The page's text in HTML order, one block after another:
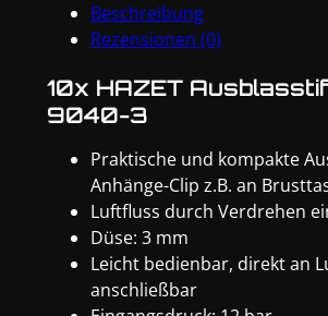
Beschreibung
Rezensionen (0)
10x HAZET
9040-3
Praktische und kompakte
Anhänge-Clip z.B. an
Luftfluss durch Verdrehen
Düse: 3 mm
Leicht bedienbar, direkt an
anschließbar